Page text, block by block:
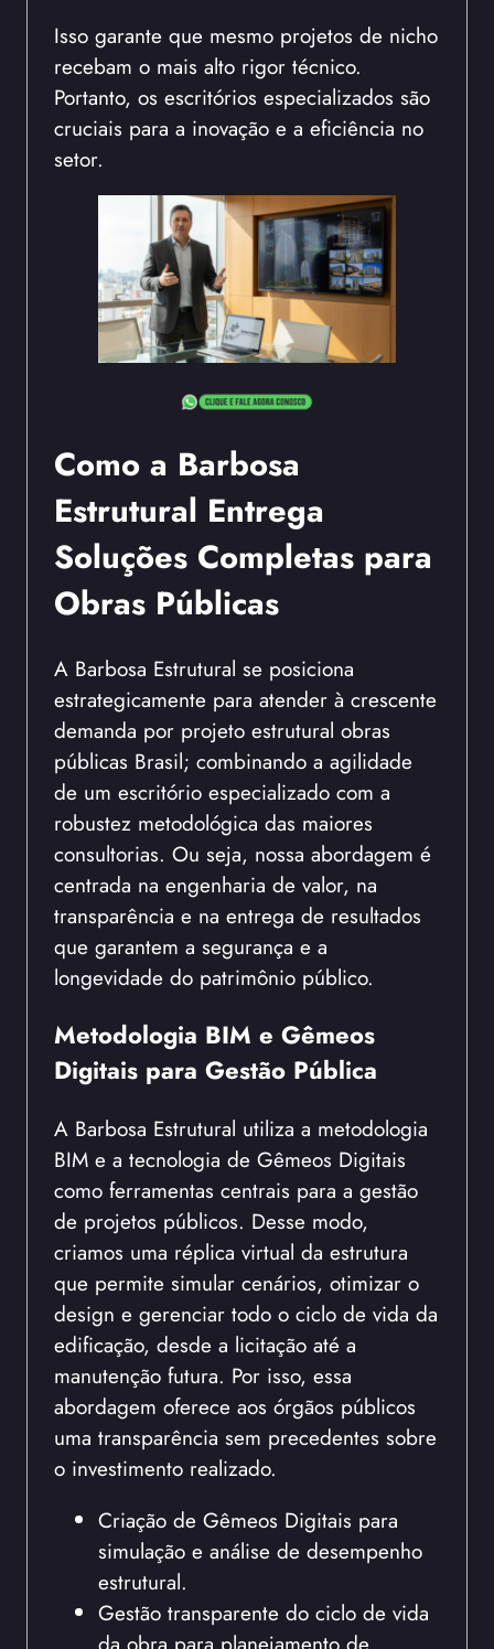
Isso garante que mesmo projetos de nicho
recebam o mais alto rigor técnico.
Portanto, os escritórios especializados são
cruciais para a inovação e a eficiência no
setor.
Como a Barbosa
Estrutural Entrega
Soluções Completas para
Obras Públicas
A Barbosa Estrutural se posiciona
estrategicamente para atender à crescente
demanda por projeto estrutural obras
públicas Brasil; combinando a agilidade
de um escritório especializado com a
robustez metodológica das maiores
consultorias. Ou seja, nossa abordagem é
centrada na engenharia de valor, na
transparência e na entrega de resultados
que garantem a segurança e a
longevidade do patrimônio público.
Metodologia BIM e Gêmeos
Digitais para Gestão Pública
A Barbosa Estrutural utiliza a metodologia
BIM e a tecnologia de Gêmeos Digitais
como ferramentas centrais para a gestão
de projetos públicos. Desse modo,
criamos uma réplica virtual da estrutura
que permite simular cenários, otimizar o
design e gerenciar todo o ciclo de vida da
edificação, desde a licitação até a
manutenção futura. Por isso, essa
abordagem oferece aos órgãos públicos
uma transparência sem precedentes sobre
o investimento realizado.
Criação de Gêmeos Digitais para
simulação e análise de desempenho
estrutural.
Gestão transparente do ciclo de vida